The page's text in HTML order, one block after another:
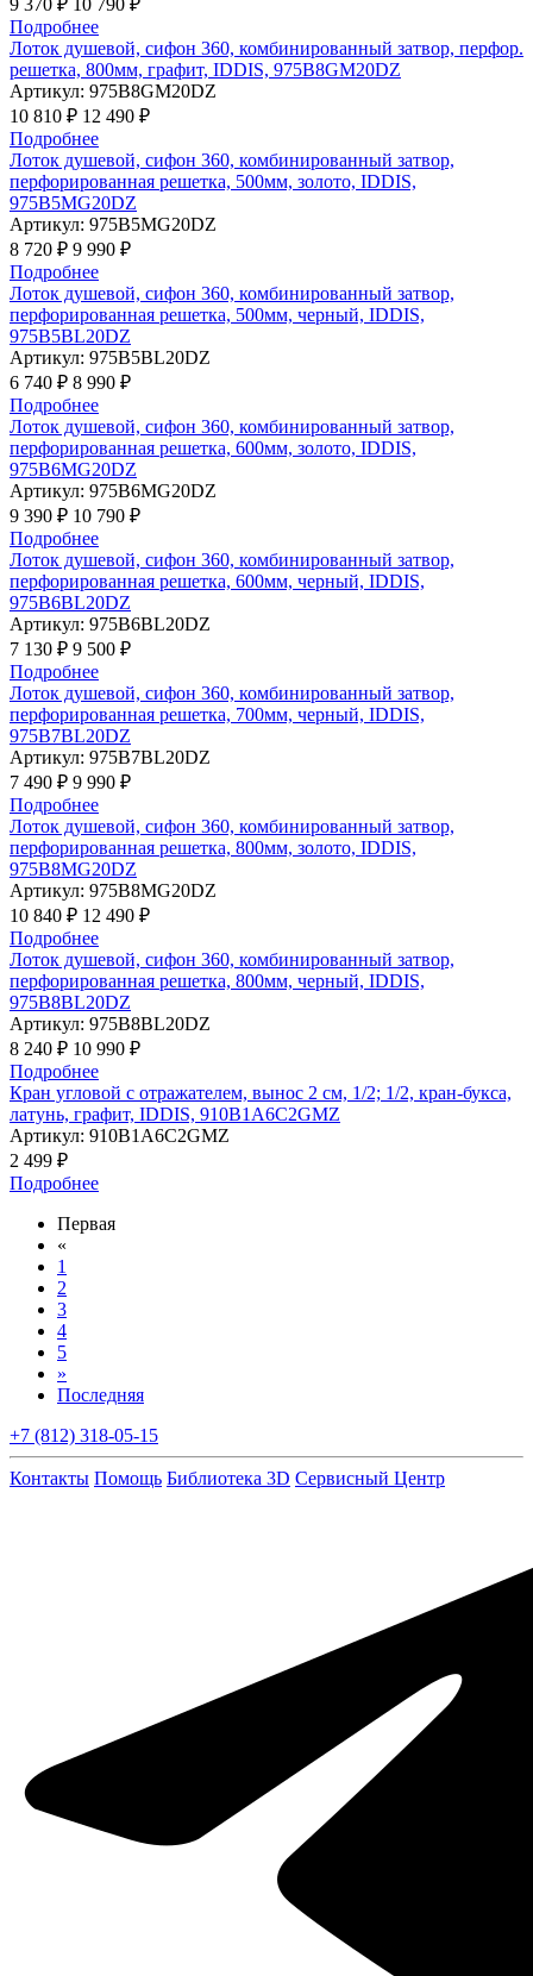
Подробнее
Лоток душевой, сифон 360, комбинированный затвор, перфор.
решетка, 800мм, графит, IDDIS, 975B8GM20DZ
Артикул: 975B8GM20DZ
10 810 ₽ 12 490 ₽
Подробнее
Лоток душевой, сифон 360, комбинированный затвор,
перфорированная решетка, 500мм, золото, IDDIS,
975B5MG20DZ
Артикул: 975B5MG20DZ
8 720 ₽ 9 990 ₽
Подробнее
Лоток душевой, сифон 360, комбинированный затвор,
перфорированная решетка, 500мм, черный, IDDIS,
975B5BL20DZ
Артикул: 975B5BL20DZ
6 740 ₽ 8 990 ₽
Подробнее
Лоток душевой, сифон 360, комбинированный затвор,
перфорированная решетка, 600мм, золото, IDDIS,
975B6MG20DZ
Артикул: 975B6MG20DZ
9 390 ₽ 10 790 ₽
Подробнее
Лоток душевой, сифон 360, комбинированный затвор,
перфорированная решетка, 600мм, черный, IDDIS,
975B6BL20DZ
Артикул: 975B6BL20DZ
7 130 ₽ 9 500 ₽
Подробнее
Лоток душевой, сифон 360, комбинированный затвор,
перфорированная решетка, 700мм, черный, IDDIS,
975B7BL20DZ
Артикул: 975B7BL20DZ
7 490 ₽ 9 990 ₽
Подробнее
Лоток душевой, сифон 360, комбинированный затвор,
перфорированная решетка, 800мм, золото, IDDIS,
975B8MG20DZ
Артикул: 975B8MG20DZ
10 840 ₽ 12 490 ₽
Подробнее
Лоток душевой, сифон 360, комбинированный затвор,
перфорированная решетка, 800мм, черный, IDDIS,
975B8BL20DZ
Артикул: 975B8BL20DZ
8 240 ₽ 10 990 ₽
Подробнее
Кран угловой с отражателем, вынос 2 см, 1/2; 1/2, кран-букса,
латунь, графит, IDDIS, 910B1A6C2GMZ
Артикул: 910B1A6C2GMZ
2 499 ₽
Подробнее
Первая
«
1
2
3
4
5
»
Последняя
+7 (812) 318-05-15
Контакты Помощь Библиотека 3D Сервисный Центр